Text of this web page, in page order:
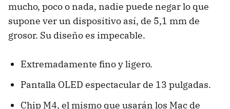
mucho, poco o nada, nadie puede negar lo que
supone ver un dispositivo así, de 5,1 mm de
grosor. Su diseño es impecable.
Extremadamente fino y ligero.
Pantalla OLED espectacular de 13 pulgadas.
Chip M4, el mismo que usarán los Mac de